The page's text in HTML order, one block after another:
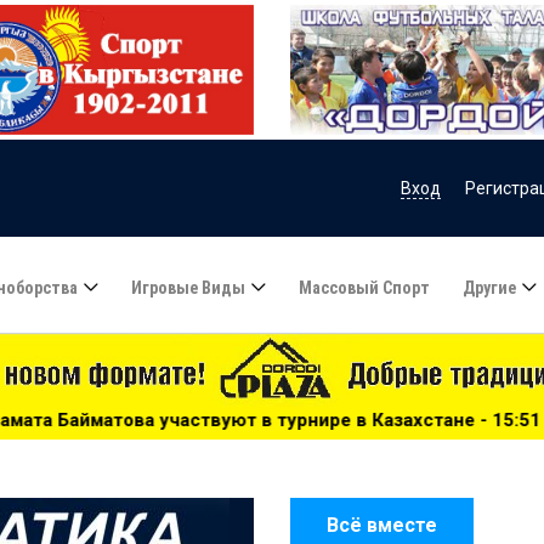
Вход
Игровые Виды Массовый Спорт Другие
в турнире в Казахстане - 15:51 ***Сборную
Всё вместе